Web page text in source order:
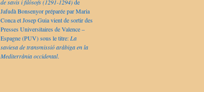
de savis i filòsofs (1291-1294)de
Jafudà Bonsenyor préparée par Maria
Conca et Josep Guia vient de sortir des
Presses Universitaires de Valence –
Espagne (PUV) sous le titre: La
saviesa de transmissió aràbiga en la
Mediterrània occidental.